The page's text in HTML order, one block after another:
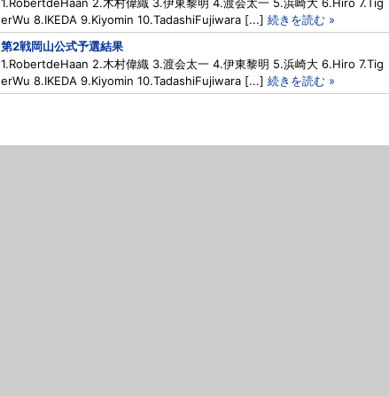
erWu 8.IKEDA 9.Kiyomin 10.TadashiFujiwara [...] 続きを読む »
第2戦岡山公式予選結果
1.RobertdeHaan 2.木村偉織 3.渡会太一 4.伊東黎明 5.浜崎大 6.Hiro 7.Tig
erWu 8.IKEDA 9.Kiyomin 10.TadashiFujiwara [...] 続きを読む »